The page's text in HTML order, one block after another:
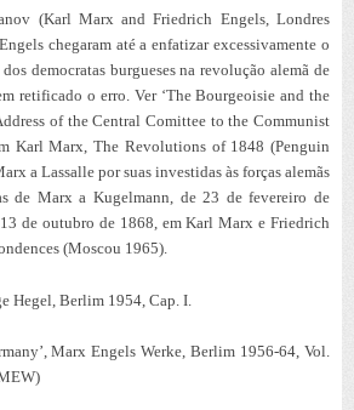
(Karl Marx and Friedrich Engels, Londres
chegaram até a enfatizar excessivamente o
democratas burgueses na revolução alemã de
retificado o erro. Ver ‘The Bourgeoisie and the
of the Central Comittee to the Communist
Karl Marx,The Revolutions of 1848 (Penguin
a Lassalle por suas investidas às forças alemãs
de Marx a Kugelmann, de 23 de fevereiro de
de outubro de 1868, em Karl Marx e Friedrich
(Moscou 1965).
Hegel , Berlim 1954, Cap. I.
Marx Engels Werke, Berlim 1956-64, Vol.